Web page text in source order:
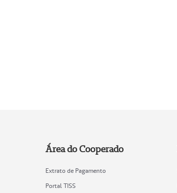
Área do Cooperado
Extrato de Pagamento
Portal TISS